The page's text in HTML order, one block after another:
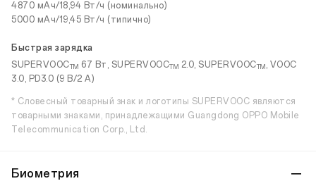
4870 мАч/18,94 Вт/ч (номинально)
5000 мАч/19,45 Вт/ч (типично)
Быстрая зарядка
SUPERVOOCTM 67 Вт, SUPERVOOCTM 2.0, SUPERVOOCTM, VOOC
3.0, PD3.0 (9 В/2 А)
* Словесный товарный знак и логотипы SUPERVOOC являются
товарными знаками, принадлежащими Guangdong OPPO Mobile
Telecommunication Corp., Ltd.
Биометрия